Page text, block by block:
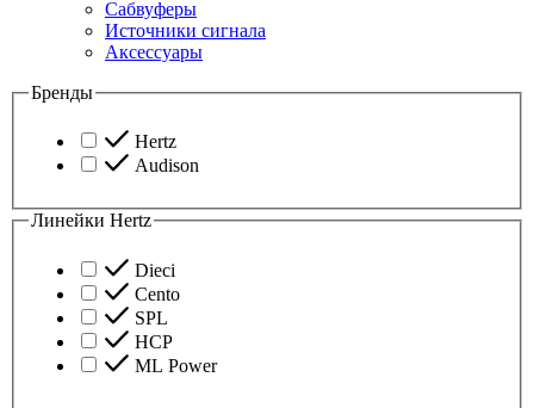
Сабвуферы
Источники сигнала
Аксессуары
Бренды
Hertz
Audison
Линейки Hertz
Dieci
Cento
SPL
HCP
ML Power